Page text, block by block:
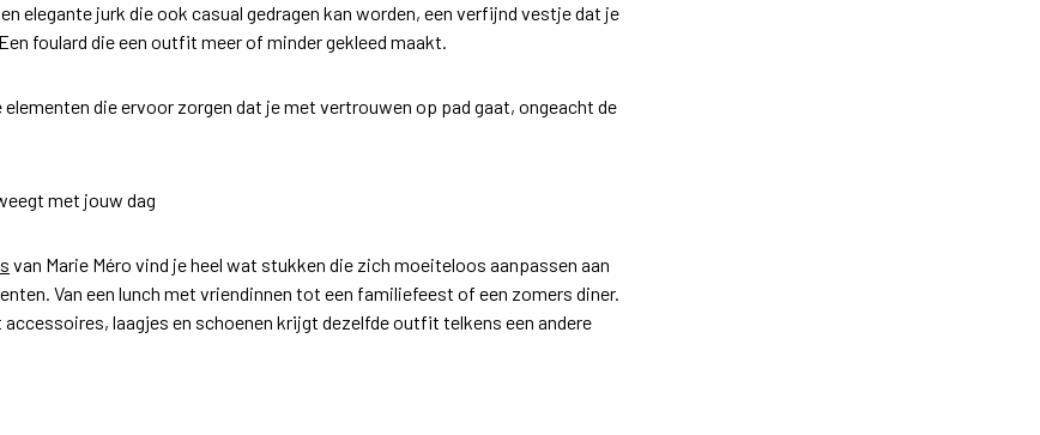
elegante jurk die ook casual gedragen kan worden, een verfijnd vestje dat je
foulard die een outfit meer of minder gekleed maakt.
die ervoor zorgen dat je met vertrouwen op pad gaat, ongeacht de
met jouw dag
van Marie Méro vind je heel wat stukken die zich moeiteloos aanpassen aan
Van een lunch met vriendinnen tot een familiefeest of een zomers diner.
accessoires, laagjes en schoenen krijgt dezelfde outfit telkens een andere